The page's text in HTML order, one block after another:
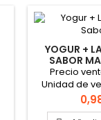
YOGUR +
SABOR
PACK-
Precio
Unidad de
Caja: